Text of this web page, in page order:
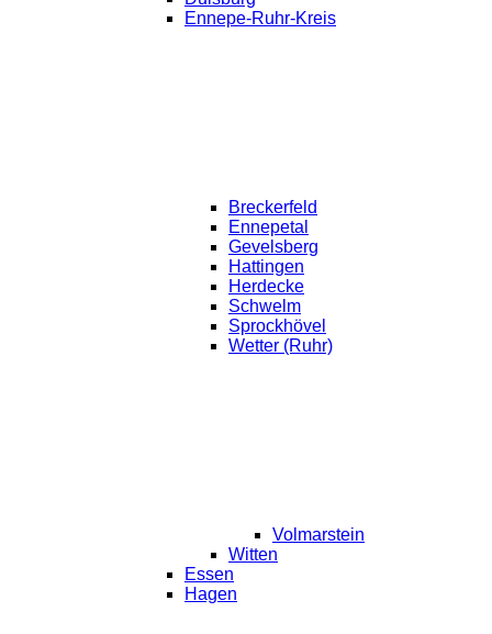
Ennepe-Ruhr-Kreis
Breckerfeld
Ennepetal
Gevelsberg
Hattingen
Herdecke
Schwelm
Sprockhövel
Wetter (Ruhr)
Volmarstein
Witten
Essen
Hagen